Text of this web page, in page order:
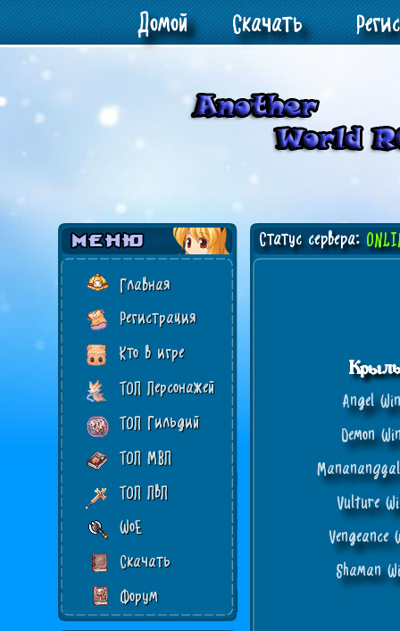
Домой Скачать
Главная
Регистрация
Кто в игре
ТОП Персонажей
ТОП Гильдий
ТОП МВП
ТОП ПвП
WoE
Скачать
Форум
Статус сервера:
Angel
Demon
Vulture
Vengeance
Shaman